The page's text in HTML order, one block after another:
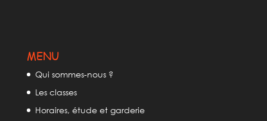
MENU
Qui sommes-nous ?
Les classes
Horaires, étude et garderie